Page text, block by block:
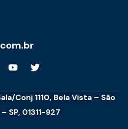
Conj 1110, Bela Vista – São
SP, 01311-927